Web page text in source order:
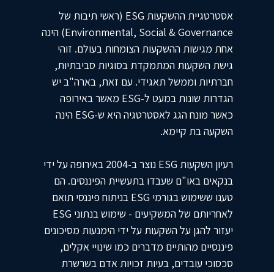
אסטרטגיית ההשקעות ESG (ראשי תיבות של
Environmental, Social & Governance) הינה
אחת מגישות ההשקעות הצומחות בעולם. זוהי
גישת השקעות המתמקדת בסוגיות סביבתיות,
חברתיות וממשל תאגידי. עם זאת, בארה"ב יש
הגדרות שונות במעט ל-ESG מאשר באירופה
כאשר מונח הגג לאסטרטגיה היא ש-ESG הינה
השקעה בת קיימא.
רעיון השקעות ESG נוצר ב-2004 באירופה על ידי
בנקאים באו"ם שעבדו בתעשיית הפיננסים. הם
טענו ששימוש בגורמי ESG בניתוח פיננסי תואם
לאחריותם של המשקיעים - שימוש בנתוני ESG
יעזור להגן על השקעות על ידי הימנעות מסיכונים
פיננסיים מהותיים מדברים כמו שינויי אקלים,
סכסוכי עובדים, בעיות זכויות אדם בשרשרת